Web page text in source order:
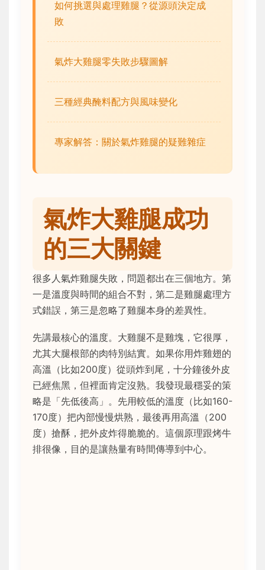
如何挑選與處理雞腿？從源頭決定成
敗
氣炸大雞腿零失敗步驟圖解
三種經典醃料配方與風味變化
專家解答：關於氣炸雞腿的疑難雜症
氣炸大雞腿成功
的三大關鍵
很多人氣炸雞腿失敗，問題都出在三個地方。第
一是溫度與時間的組合不對，第二是雞腿處理方
式錯誤，第三是忽略了雞腿本身的差異性。
先講最核心的溫度。大雞腿不是雞塊，它很厚，
尤其大腿根部的肉特別結實。如果你用炸雞翅的
高溫（比如200度）從頭炸到尾，十分鐘後外皮
已經焦黑，但裡面肯定沒熟。我發現最穩妥的策
略是「先低後高」。先用較低的溫度（比如160-
170度）把內部慢慢烘熟，最後再用高溫（200
度）搶酥，把外皮炸得脆脆的。這個原理跟烤牛
排很像，目的是讓熱量有時間傳導到中心。